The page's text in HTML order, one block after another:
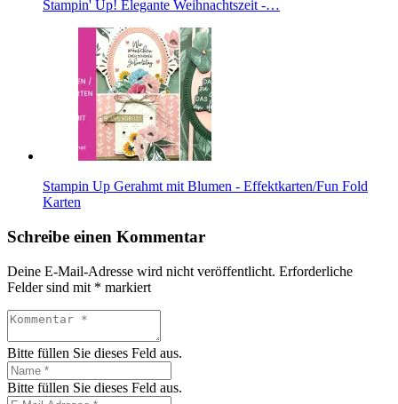
Stampin' Up! Elegante Weihnachtszeit -…
Stampin Up Gerahmt mit Blumen - Effektkarten/Fun Fold
Karten
Schreibe einen Kommentar
Deine E-Mail-Adresse wird nicht veröffentlicht. Erforderliche
Felder sind mit * markiert
Bitte füllen Sie dieses Feld aus.
Bitte füllen Sie dieses Feld aus.